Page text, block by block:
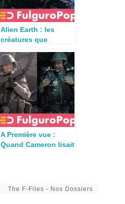
Alien Earth : les
créatures que
Yutani & Prodidy
A Première vue :
Quand Cameron lisait
The F-Files - Nos Dossiers